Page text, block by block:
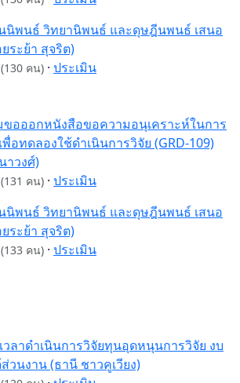
นิพนธ์ วิทยานิพนธ์ และดุษฎีนพนธ์ เสนอ
ระย้า สุจริต)
คน) · ประเมิน
อออกหนังสือขอความอนุเคราะห์ในการ
อทดลองใช้ดำเนินการวิจัย (GRD-109)
าวงศ์)
คน) · ประเมิน
นิพนธ์ วิทยานิพนธ์ และดุษฎีนพนธ์ เสนอ
ระย้า สุจริต)
คน) · ประเมิน
ลาดำเนินการวิจัยทุนอุดหนุนการวิจัย งบ
วนงาน (ธานี ชาวคูเวียง)